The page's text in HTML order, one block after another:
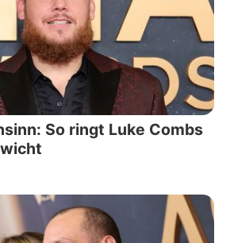
So ringt Luke Combs